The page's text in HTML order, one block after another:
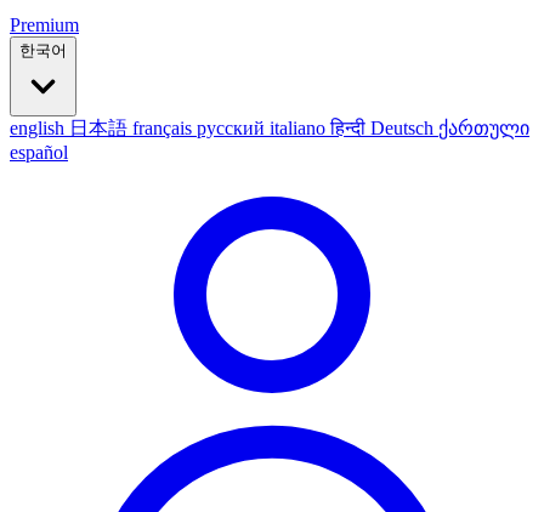
Premium
한국어
english 日本語 français русский italianoहिन्दी Deutsch ქართული
español